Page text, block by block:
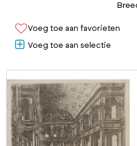
Voeg toe aan favorieten
Voeg toe aan selectie